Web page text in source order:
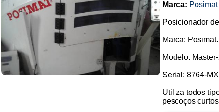
Marca: Posimat
Posicionador
Marca: Posimat.
Modelo:
Serial: 8764-
Utiliza todos
pescoços